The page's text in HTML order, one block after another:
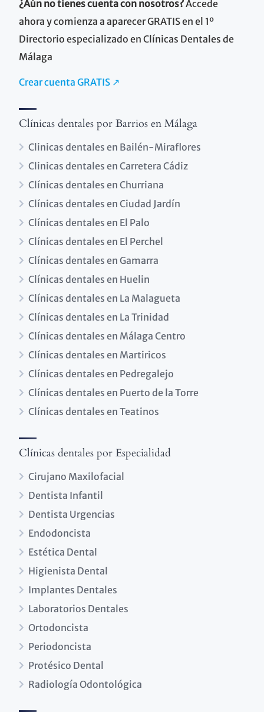
¿Aún no tienes cuenta con nosotros?Accede
ahora y comienza a aparecer GRATIS en el 1º
Directorio especializado en Clínicas Dentales de
Málaga
Crear cuenta GRATIS ↗
Clínicas dentales por Barrios en Málaga
Clinicas dentales en Bailén-Miraflores
Clinicas dentales en Carretera Cádiz
Clínicas dentales en Churriana
Clínicas dentales en Ciudad Jardín
Clínicas dentales en El Palo
Clínicas dentales en El Perchel
Clínicas dentales en Gamarra
Clínicas dentales en Huelin
Clínicas dentales en La Malagueta
Clínicas dentales en La Trinidad
Clínicas dentales en Málaga Centro
Clínicas dentales en Martiricos
Clínicas dentales en Pedregalejo
Clínicas dentales en Puerto de la Torre
Clínicas dentales en Teatinos
Clínicas dentales por Especialidad
Cirujano Maxilofacial
Dentista Infantil
Dentista Urgencias
Endodoncista
Estética Dental
Higienista Dental
Implantes Dentales
Laboratorios Dentales
Ortodoncista
Periodoncista
Protésico Dental
Radiología Odontológica